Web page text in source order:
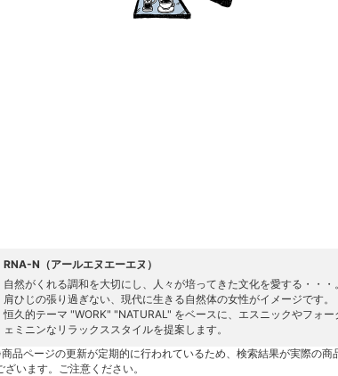
RNA-N（アールエヌエーエヌ）
自然がくれる調和を大切にし、人々が培ってきた文化を愛する・・・。
肩ひじの張り過ぎない、現代に生きる自然体の女性がイメージです。
恒久的テーマ "WORK" "NATURAL" をベースに、エスニックやフォ
ェミニンなリラックススタイルを提案します。
品ページの更新が定期的に行われているため、検索結果が実際の
ざいます。ご注意ください。